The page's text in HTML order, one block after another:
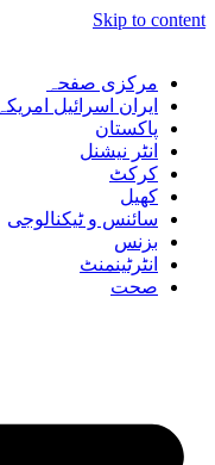
Skip to content
مرکزی صفحہ
ایران اسرائیل
پاکستان
انٹر نیشنل
کرکٹ
کھیل
سائنس و ٹیکنالوجی
بزنس
انٹرٹینمنٹ
صحت